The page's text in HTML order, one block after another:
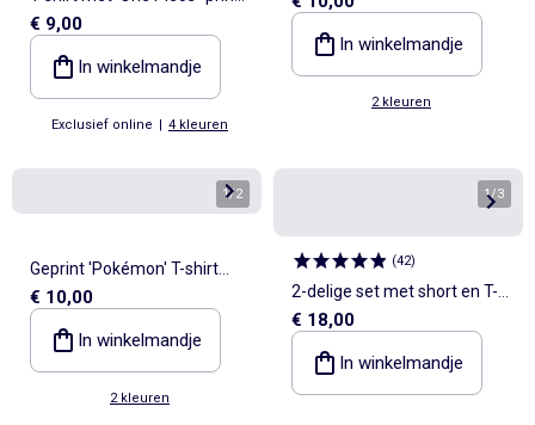
korte mouwen van katoen
€ 9,00
In winkelmandje
Exclusief online | 4 kleuren
met korte mouwen
In winkelmandje
2 kleuren
1/2
Geprint 'Pokémon' T-shirt
met korte mouwen
€ 10,00
In winkelmandje
2 kleuren
1/3
(42)
2-delige set met short en T-
shirt 'Pokémon' 'Pikachu'
€ 18,00
In winkelmandje